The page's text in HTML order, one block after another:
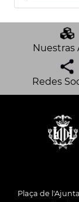
Nuestras
Redes
Plaça de